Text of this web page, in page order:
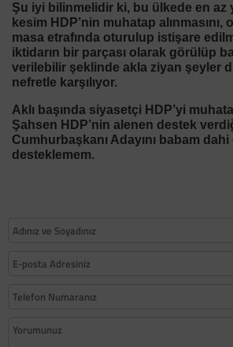
Şu iyi bilinmelidir ki, bu ülkede en az
kesim HDP’nin muhatap alınmasını,
masa etrafında oturulup istişare
iktidarın bir parçası olarak görülüp
verilebilir şeklinde akla ziyan şeyler
nefretle karşılıyor.
Aklı başında siyasetçi HDP’yi
Şahsen HDP’nin alenen destek
Cumhurbaşkanı Adayını babam
desteklemem.